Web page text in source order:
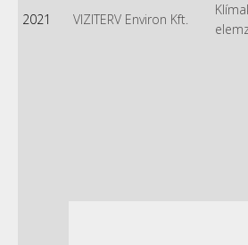
2021 VIZITERV Environ Kft.